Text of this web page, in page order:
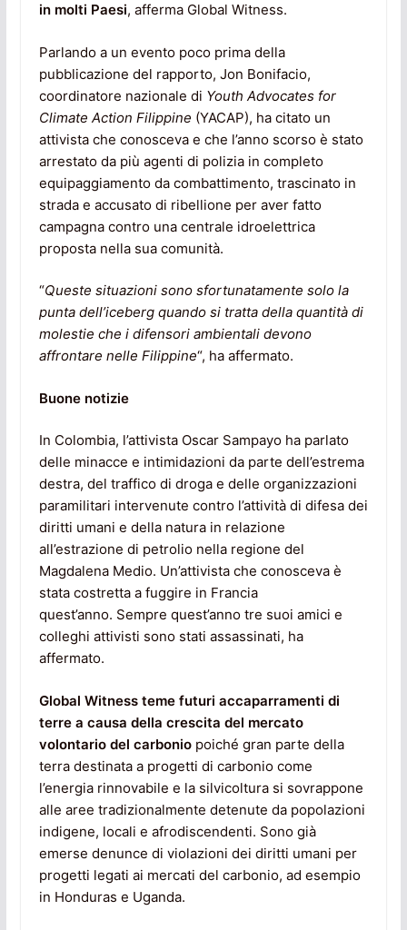
in molti Paesi, afferma Global Witness.
Parlando a un evento poco prima della
pubblicazione del rapporto, Jon Bonifacio,
coordinatore nazionale di Youth Advocates for
Climate Action Filippine (YACAP), ha citato un
attivista che conosceva e che l’anno scorso è stato
arrestato da più agenti di polizia in completo
equipaggiamento da combattimento, trascinato in
strada e accusato di ribellione per aver fatto
campagna contro una centrale idroelettrica
proposta nella sua comunità.
“Queste situazioni sono sfortunatamente solo la
punta dell’iceberg quando si tratta della quantità di
molestie che i difensori ambientali devono
affrontare nelle Filippine“, ha affermato.
Buone notizie
In Colombia, l’attivista Oscar Sampayo ha parlato
delle minacce e intimidazioni da parte dell’estrema
destra, del traffico di droga e delle organizzazioni
paramilitari intervenute contro l’attività di difesa dei
diritti umani e della natura in relazione
all’estrazione di petrolio nella regione del
Magdalena Medio. Un’attivista che conosceva è
stata costretta a fuggire in Francia
quest’anno. Sempre quest’anno tre suoi amici e
colleghi attivisti sono stati assassinati, ha
affermato.
Global Witness teme futuri accaparramenti di
terre a causa della crescita del mercato
volontario del carboniopoiché gran parte della
terra destinata a progetti di carbonio come
l’energia rinnovabile e la silvicoltura si sovrappone
alle aree tradizionalmente detenute da popolazioni
indigene, locali e afrodiscendenti. Sono già
emerse denunce di violazioni dei diritti umani per
progetti legati ai mercati del carbonio, ad esempio
in Honduras e Uganda.